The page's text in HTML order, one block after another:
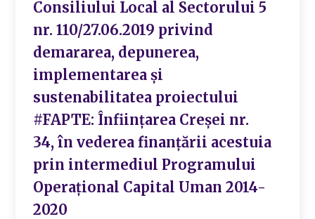
Consiliului Local al Sectorului 5
nr. 110/27.06.2019 privind
demararea, depunerea,
implementarea și
sustenabilitatea proiectului
#FAPTE: Înființarea Creșei nr.
34, în vederea finanțării acestuia
prin intermediul Programului
Operațional Capital Uman 2014-
2020